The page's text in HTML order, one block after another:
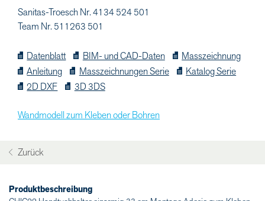
Sanitas-Troesch Nr. 4134 524 501
Team Nr. 511263 501
Datenblatt BIM- und CAD-Daten
Masszeichnung
Anleitung
Masszeichnungen Serie
Katalog Serie
2D DXF
3D 3DS
Wandmodell zum Kleben oder Bohren
Zurück
Produktbeschreibung